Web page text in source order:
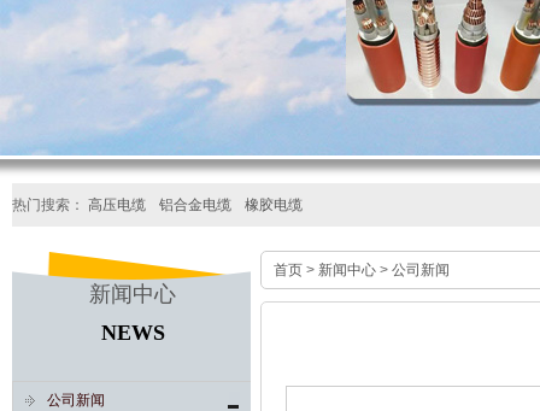
热门搜索： 高压电缆 铝合金电缆 橡胶电缆
新闻中心
NEWS
公司新闻
首页 > 新闻中心 > 公司新闻